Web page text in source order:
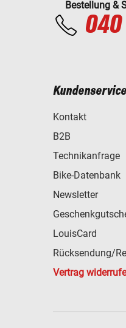
Bestellung &
040
Kundenservice
Kontakt
B2B
Technikanfrage
Bike-Datenbank
Newsletter
LouisCard
Rücksendung/
Vertrag